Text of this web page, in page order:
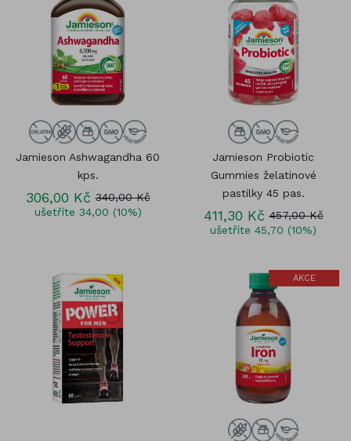
Jamieson Ashwagandha 60
kps.
306,00 Kč 340,00 Kč
ušetříte 34,00 (10%)
Jamieson Probiotic
Gummies želatinové
pastilky 45 pas.
411,30 Kč 457,00 Kč
ušetříte 45,70 (10%)
AKCE